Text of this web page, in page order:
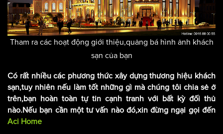
Tham ra các hoạt động giới thiệu,quảng bá hình ảnh khách
sạn của bạn
Có rất nhiều các phương thức xây dựng thương hiệu khách
sạn,tuy nhiên nếu làm tốt những gì mà chúng tôi chia sẻ ở
trên,bạn hoàn toàn tự tin cạnh tranh với bất kỳ đối thủ
nào.Nếu bạn cần một tư vấn nào đó,xin đừng ngại gọi đến
Aci Home